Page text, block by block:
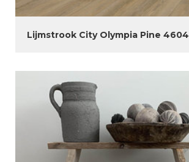
Lijmstrook City Olympia Pine 4604